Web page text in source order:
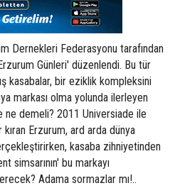
Dernekleri Federasyonu tarafından
Günleri' düzenlendi. Bu tür
kasabalar, bir eziklik kompleksini
markası olma yolunda ilerleyen
demeli? 2011 Universiade ile
kıran Erzurum, ard arda dünya
kasaba zihniyetinden
simsarının' bu markayı
Adama sormazlar mı!..